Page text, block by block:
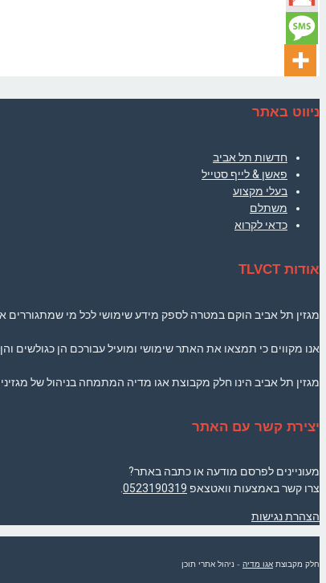
ניווט באתר
חדשות תל אביב
פאשן & לייף סטייל
בעלי מקצוע
משתלם
כדאי לקרוא
אודות TLVCT
מגזין תל אביב הוקם במטרה לספק מידע שימושי לכל מי שמתגוררים
אנו מקווים כי תמצאו את האתר שימושי ומועיל עבורכם הן כגולשים
מגזין תל אביב הינו חלק מקבוצת אגו מדיה המתמחה בניהול של
יצירת קשר עם האתר
מעוניינים לפרסם מודעה או כתבה באתר?
צרו קשר באמצעות וואטצאפ 0523190319
.
הצהרת נגישות
חלק מקבוצת אגו מדיה - ניהול אתרי תוכן